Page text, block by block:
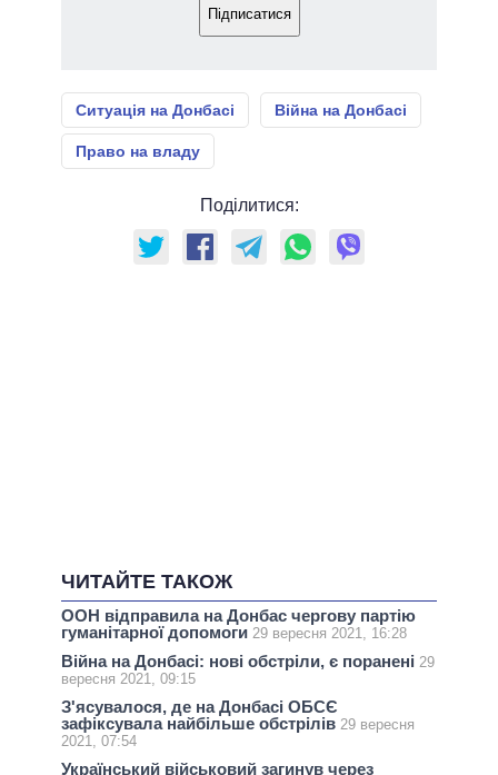
Підписатися
Ситуація на Донбасі Війна на Донбасі
Право на владу
Поділитися:
ЧИТАЙТЕ ТАКОЖ
ООН відправила на Донбас чергову партію
гуманітарної допомоги 29 вересня 2021, 16:28
Війна на Донбасі: нові обстріли, є поранені 29
вересня 2021, 09:15
З'ясувалося, де на Донбасі ОБСЄ
зафіксувала найбільше обстрілів 29 вересня
2021, 07:54
Український військовий загинув через